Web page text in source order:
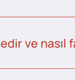
ve nasıl